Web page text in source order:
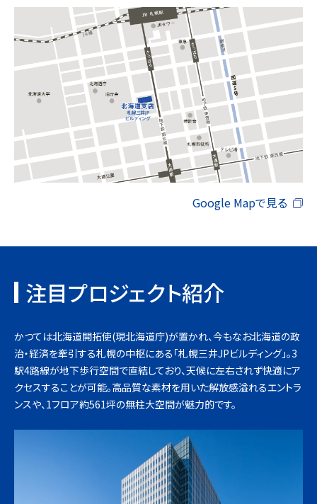
Google Mapで見る
注目プロジェクト紹介
かつては北海道開拓使(現北海道庁)が置かれ、今もなお北海道の政
治・経済を牽引する札幌の中枢にある「札幌三井JPビルディング」。3
駅4路線が地下歩行空間で直結しており、天候に左右されず快適にア
クセスすることが可能。高品質な素材を用いた解放感溢れるエントラ
ンスや、1フロア約561坪の無柱大空間が魅力的です。